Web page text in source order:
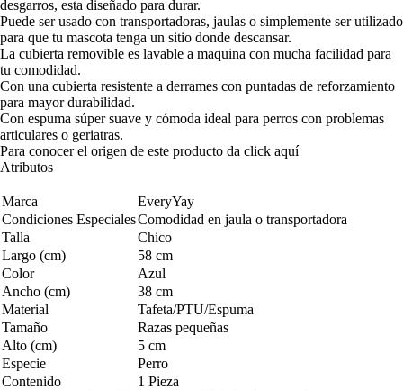
desgarros, esta diseñado para durar.
Puede ser usado con transportadoras, jaulas o simplemente ser utilizado
para que tu mascota tenga un sitio donde descansar.
La cubierta removible es lavable a maquina con mucha facilidad para
tu comodidad.
Con una cubierta resistente a derrames con puntadas de reforzamiento
para mayor durabilidad.
Con espuma súper suave y cómoda ideal para perros con problemas
articulares o geriatras.
Para conocer el origen de este producto da click aquí
Atributos
Marca
EveryYay
Condiciones EspecialesComodidad en jaula o transportadora
Talla
Chico
Largo (cm)
58 cm
Color
Azul
Ancho (cm)
38 cm
Material
Tafeta/PTU/Espuma
Tamaño
Razas pequeñas
Alto (cm)
5 cm
Especie
Perro
Contenido
1 Pieza